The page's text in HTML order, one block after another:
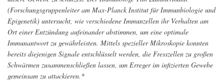
(Forschungsgruppenleiter am Max-Planck Institut für Immunbiologie und
Epigenetik) untersucht, wie verschiedene Immunzellen ihr Verhalten am
Ort einer Entzündung aufeinander abstimmen, um eine optimale
Immunantwort zu gewährleisten. Mittels spezieller Mikroskopie konnten
bereits diejenigen Signale entschlüsselt werden, die Fresszellen zu großen
Schwärmen zusammenschließen lassen, um Erreger im infizierten Gewebe
gemeinsam zu attackieren.*